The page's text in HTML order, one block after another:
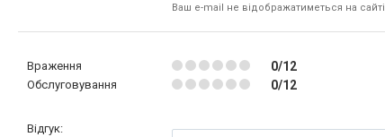
Ваш e-mail не відображатиметься на сайті
Враження 0/12
Обслуговування 0/12
Відгук: